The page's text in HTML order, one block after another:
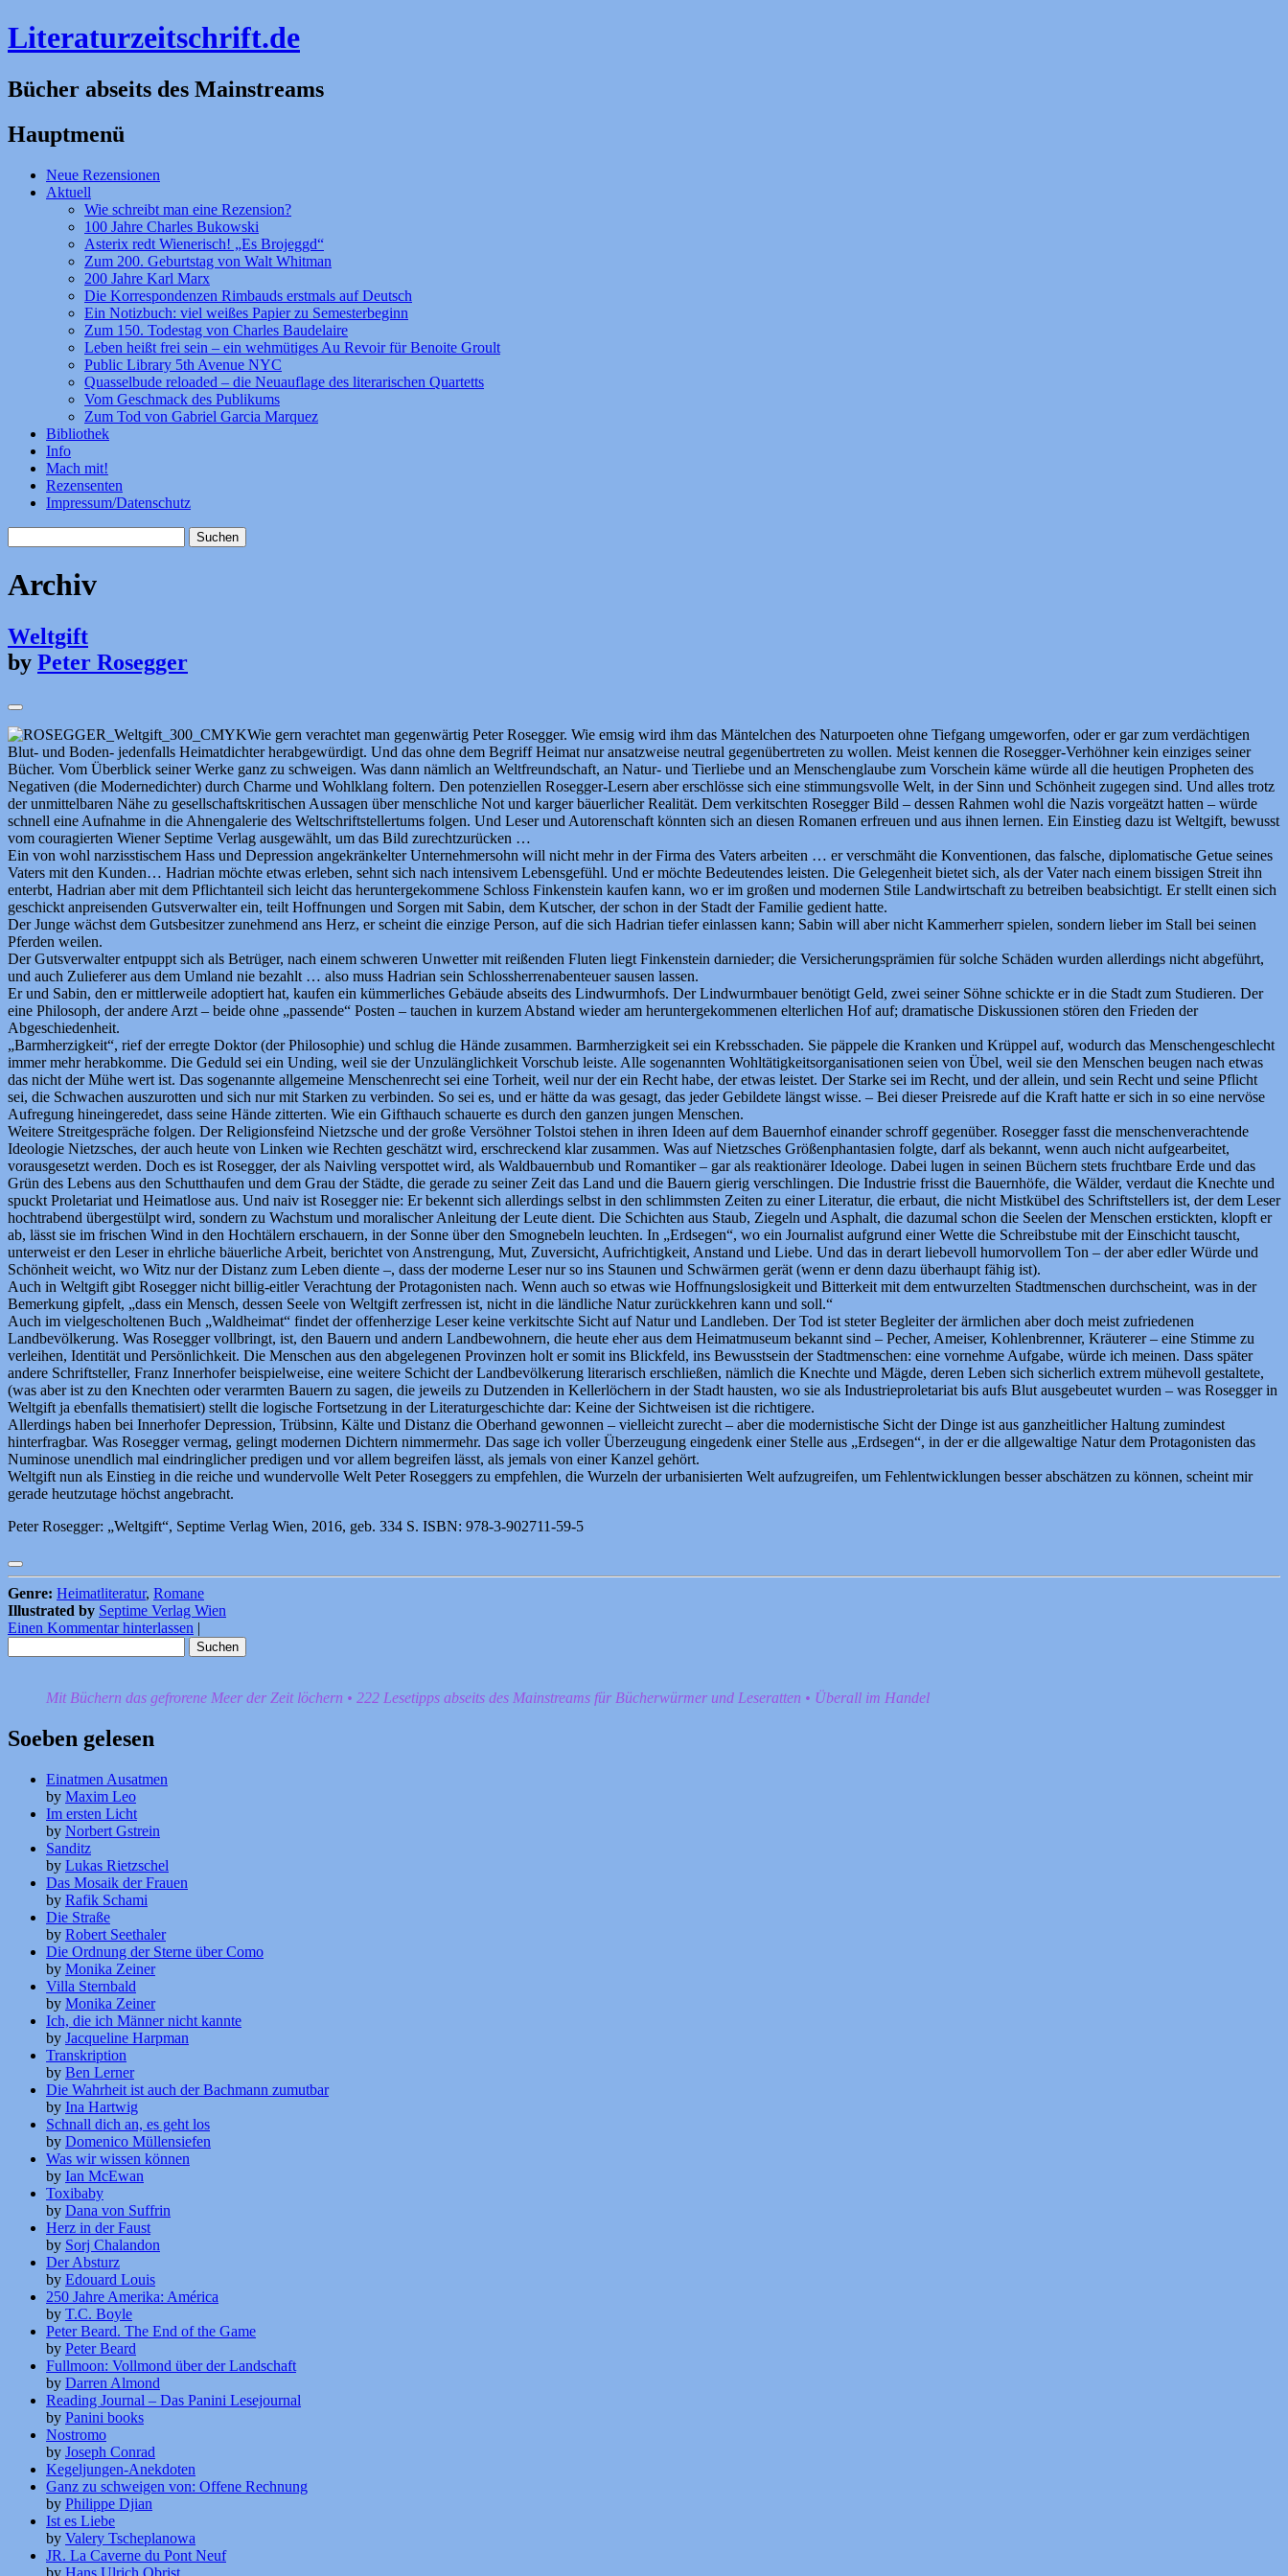
Literaturzeitschrift.de
Bücher abseits des Mainstreams
Hauptmenü
Zum
Inhalt
Neue Rezensionen
Aktuell
Wie schreibt man eine Rezension?
100 Jahre Charles Bukowski
Asterix redt Wienerisch! „Es Brojeggd“
Zum 200. Geburtstag von Walt Whitman
200 Jahre Karl Marx
Die Korrespondenzen Rimbauds erstmals auf Deutsch
Ein Notizbuch: viel weißes Papier zu Semesterbeginn
Zum 150. Todestag von Charles Baudelaire
Leben heißt frei sein – ein wehmütiges Au Revoir für Benoite Groult
Public Library 5th Avenue NYC
Quasselbude reloaded – die Neuauflage des literarischen Quartetts
Vom Geschmack des Publikums
Zum Tod von Gabriel Garcia Marquez
Bibliothek
Info
Mach mit!
Rezensenten
Impressum/Datenschutz
nach:
Archiv
Weltgift
by Peter Rosegger
Wie gern verachtet man gegenwärtig Peter Rosegger. Wie emsig wird ihm das Mäntelchen des Naturpoeten ohne Tiefgang umgeworfen, oder er gar zum verdächtigen
Blut- und Boden- jedenfalls Heimatdichter herabgewürdigt. Und das ohne dem Begriff Heimat nur ansatzweise neutral gegenübertreten zu wollen. Meist kennen die Rosegger-Verhöhner kein einziges seiner
Bücher. Vom Überblick seiner Werke ganz zu schweigen. Was dann nämlich an Weltfreundschaft, an Natur- und Tierliebe und an Menschenglaube zum Vorschein käme würde all die heutigen Propheten des
Negativen (die Modernedichter) durch Charme und Wohlklang foltern. Den potenziellen Rosegger-Lesern aber erschlösse sich eine stimmungsvolle Welt, in der Sinn und Schönheit zugegen sind. Und alles trotz
der unmittelbaren Nähe zu gesellschaftskritischen Aussagen über menschliche Not und karger bäuerlicher Realität. Dem verkitschten Rosegger Bild – dessen Rahmen wohl die Nazis vorgeätzt hatten – würde
schnell eine Aufnahme in die Ahnengalerie des Weltschriftstellertums folgen. Und Leser und Autorenschaft könnten sich an diesen Romanen erfreuen und aus ihnen lernen. Ein Einstieg dazu ist Weltgift, bewusst
vom couragierten Wiener Septime Verlag ausgewählt, um das Bild zurechtzurücken …
Ein von wohl narzisstischem Hass und Depression angekränkelter Unternehmersohn will nicht mehr in der Firma des Vaters arbeiten … er verschmäht die Konventionen, das falsche, diplomatische Getue seines
Vaters mit den Kunden… Hadrian möchte etwas erleben, sehnt sich nach intensivem Lebensgefühl. Und er möchte Bedeutendes leisten. Die Gelegenheit bietet sich, als der Vater nach einem bissigen Streit ihn
enterbt, Hadrian aber mit dem Pflichtanteil sich leicht das heruntergekommene Schloss Finkenstein kaufen kann, wo er im großen und modernen Stile Landwirtschaft zu betreiben beabsichtigt. Er stellt einen sich
geschickt anpreisenden Gutsverwalter ein, teilt Hoffnungen und Sorgen mit Sabin, dem Kutscher, der schon in der Stadt der Familie gedient hatte.
Der Junge wächst dem Gutsbesitzer zunehmend ans Herz, er scheint die einzige Person, auf die sich Hadrian tiefer einlassen kann; Sabin will aber nicht Kammerherr spielen, sondern lieber im Stall bei seinen
Pferden weilen.
Der Gutsverwalter entpuppt sich als Betrüger, nach einem schweren Unwetter mit reißenden Fluten liegt Finkenstein darnieder; die Versicherungsprämien für solche Schäden wurden allerdings nicht abgeführt,
und auch Zulieferer aus dem Umland nie bezahlt … also muss Hadrian sein Schlossherrenabenteuer sausen lassen.
Er und Sabin, den er mittlerweile adoptiert hat, kaufen ein kümmerliches Gebäude abseits des Lindwurmhofs. Der Lindwurmbauer benötigt Geld, zwei seiner Söhne schickte er in die Stadt zum Studieren. Der
eine Philosoph, der andere Arzt – beide ohne „passende“ Posten – tauchen in kurzem Abstand wieder am heruntergekommenen elterlichen Hof auf; dramatische Diskussionen stören den Frieden der
Abgeschiedenheit.
„Barmherzigkeit“, rief der erregte Doktor (der Philosophie) und schlug die Hände zusammen. Barmherzigkeit sei ein Krebsschaden. Sie päppele die Kranken und Krüppel auf, wodurch das Menschengeschlecht
immer mehr herabkomme. Die Geduld sei ein Unding, weil sie der Unzulänglichkeit Vorschub leiste. Alle sogenannten Wohltätigkeitsorganisationen seien von Übel, weil sie den Menschen beugen nach etwas
das nicht der Mühe wert ist. Das sogenannte allgemeine Menschenrecht sei eine Torheit, weil nur der ein Recht habe, der etwas leistet. Der Starke sei im Recht, und der allein, und sein Recht und seine Pflicht
sei, die Schwachen auszurotten und sich nur mit Starken zu verbinden. So sei es, und er hätte da was gesagt, das jeder Gebildete längst wisse. – Bei dieser Preisrede auf die Kraft hatte er sich in so eine nervöse
Aufregung hineingeredet, dass seine Hände zitterten. Wie ein Gifthauch schauerte es durch den ganzen jungen Menschen.
Weitere Streitgespräche folgen. Der Religionsfeind Nietzsche und der große Versöhner Tolstoi stehen in ihren Ideen auf dem Bauernhof einander schroff gegenüber. Rosegger fasst die menschenverachtende
Ideologie Nietzsches, der auch heute von Linken wie Rechten geschätzt wird, erschreckend klar zusammen. Was auf Nietzsches Größenphantasien folgte, darf als bekannt, wenn auch nicht aufgearbeitet,
vorausgesetzt werden. Doch es ist Rosegger, der als Naivling verspottet wird, als Waldbauernbub und Romantiker – gar als reaktionärer Ideologe. Dabei lugen in seinen Büchern stets fruchtbare Erde und das
Grün des Lebens aus den Schutthaufen und dem Grau der Städte, die gerade zu seiner Zeit das Land und die Bauern gierig verschlingen. Die Industrie frisst die Bauernhöfe, die Wälder, verdaut die Knechte und
spuckt Proletariat und Heimatlose aus. Und naiv ist Rosegger nie: Er bekennt sich allerdings selbst in den schlimmsten Zeiten zu einer Literatur, die erbaut, die nicht Mistkübel des Schriftstellers ist, der dem Leser
hochtrabend übergestülpt wird, sondern zu Wachstum und moralischer Anleitung der Leute dient. Die Schichten aus Staub, Ziegeln und Asphalt, die dazumal schon die Seelen der Menschen erstickten, klopft er
ab, lässt sie im frischen Wind in den Hochtälern erschauern, in der Sonne über den Smognebeln leuchten. In „Erdsegen“, wo ein Journalist aufgrund einer Wette die Schreibstube mit der Einschicht tauscht,
unterweist er den Leser in ehrliche bäuerliche Arbeit, berichtet von Anstrengung, Mut, Zuversicht, Aufrichtigkeit, Anstand und Liebe. Und das in derart liebevoll humorvollem Ton – der aber edler Würde und
Schönheit weicht, wo Witz nur der Distanz zum Leben diente –, dass der moderne Leser nur so ins Staunen und Schwärmen gerät (wenn er denn dazu überhaupt fähig ist).
Auch in Weltgift gibt Rosegger nicht billig-eitler Verachtung der Protagonisten nach. Wenn auch so etwas wie Hoffnungslosigkeit und Bitterkeit mit dem entwurzelten Stadtmenschen durchscheint, was in der
Bemerkung gipfelt, „dass ein Mensch, dessen Seele von Weltgift zerfressen ist, nicht in die ländliche Natur zurückkehren kann und soll.“
Auch im vielgescholtenen Buch „Waldheimat“ findet der offenherzige Leser keine verkitschte Sicht auf Natur und Landleben. Der Tod ist steter Begleiter der ärmlichen aber doch meist zufriedenen
Landbevölkerung. Was Rosegger vollbringt, ist, den Bauern und andern Landbewohnern, die heute eher aus dem Heimatmuseum bekannt sind – Pecher, Ameiser, Kohlenbrenner, Kräuterer – eine Stimme zu
verleihen, Identität und Persönlichkeit. Die Menschen aus den abgelegenen Provinzen holt er somit ins Blickfeld, ins Bewusstsein der Stadtmenschen: eine vornehme Aufgabe, würde ich meinen. Dass später
andere Schriftsteller, Franz Innerhofer beispielweise, eine weitere Schicht der Landbevölkerung literarisch erschließen, nämlich die Knechte und Mägde, deren Leben sich sicherlich extrem mühevoll gestaltete,
(was aber ist zu den Knechten oder verarmten Bauern zu sagen, die jeweils zu Dutzenden in Kellerlöchern in der Stadt hausten, wo sie als Industrieproletariat bis aufs Blut ausgebeutet wurden – was Rosegger in
Weltgift ja ebenfalls thematisiert) stellt die logische Fortsetzung in der Literaturgeschichte dar: Keine der Sichtweisen ist die richtigere.
Allerdings haben bei Innerhofer Depression, Trübsinn, Kälte und Distanz die Oberhand gewonnen – vielleicht zurecht – aber die modernistische Sicht der Dinge ist aus ganzheitlicher Haltung zumindest
hinterfragbar. Was Rosegger vermag, gelingt modernen Dichtern nimmermehr. Das sage ich voller Überzeugung eingedenk einer Stelle aus „Erdsegen“, in der er die allgewaltige Natur dem Protagonisten das
Numinose unendlich mal eindringlicher predigen und vor allem begreifen lässt, als jemals von einer Kanzel gehört.
Weltgift nun als Einstieg in die reiche und wundervolle Welt Peter Roseggers zu empfehlen, die Wurzeln der urbanisierten Welt aufzugreifen, um Fehlentwicklungen besser abschätzen zu können, scheint mir
gerade heutzutage höchst angebracht.
Peter Rosegger: „Weltgift“, Septime Verlag Wien, 2016, geb. 334 S. ISBN: 978-3-902711-59-5
Genre: Heimatliteratur, Romane
Illustrated by Septime Verlag Wien
Einen Kommentar hinterlassen
nach:
Mit Büchern das gefrorene Meer der Zeit löchern • 222 Lesetipps abseits des Mainstreams für Bücherwürmer und Leseratten • Überall im Handel
Soeben gelesen
Einatmen Ausatmen
by Maxim Leo
Im ersten Licht
by Norbert Gstrein
Sanditz
by Lukas Rietzschel
Das Mosaik der Frauen
by Rafik Schami
Die Straße
by Robert Seethaler
Die Ordnung der Sterne über Como
by Monika Zeiner
Villa Sternbald
by Monika Zeiner
Ich, die ich Männer nicht kannte
by Jacqueline Harpman
Transkription
by Ben Lerner
Die Wahrheit ist auch der Bachmann zumutbar
by Ina Hartwig
Schnall dich an, es geht los
by Domenico Müllensiefen
Was wir wissen können
by Ian McEwan
Toxibaby
by Dana von Suffrin
Herz in der Faust
by Sorj Chalandon
Der Absturz
by Edouard Louis
250 Jahre Amerika: América
by T.C. Boyle
Peter Beard. The End of the Game
by Peter Beard
Fullmoon: Vollmond über der Landschaft
by Darren Almond
Reading Journal – Das Panini Lesejournal
by Panini books
Nostromo
by Joseph Conrad
Kegeljungen-Anekdoten
Ganz zu schweigen von: Offene Rechnung
by Philippe Djian
Ist es Liebe
by Valery Tscheplanowa
JR. La Caverne du Pont Neuf